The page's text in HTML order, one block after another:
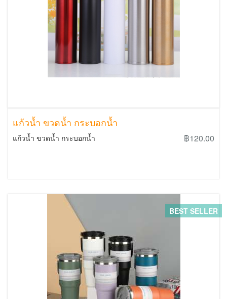
แก้วน้ำ ขวดน้ำ กระบอกน้ำ
แก้วน้ำ ขวดน้ำ กระบอกน้ำ ฿120.00
BEST SELLER